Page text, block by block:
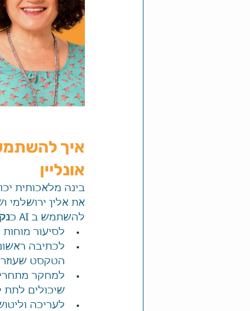
איך
אונליין
בינה מלאכותית
להשתמש ב AI כ
לסיעור
לכתיבה
הטקסט
למחקר
שיכולים
לעריכה